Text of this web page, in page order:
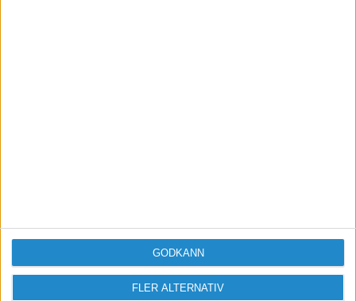
FLER ALTERNATIV
GODKÄNN
inlägg och delta i diskussioner.
Logga in / Registrera